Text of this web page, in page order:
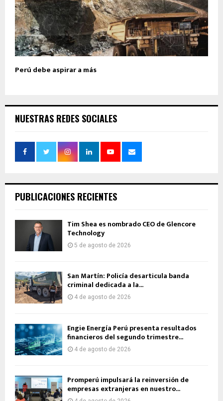
Perú debe aspirar a más
NUESTRAS REDES SOCIALES
PUBLICACIONES RECIENTES
Tim Shea es nombrado CEO de Glencore
Technology
5 de agosto de 2026
San Martín: Policía desarticula banda
criminal dedicada a la...
4 de agosto de 2026
Engie Energía Perú presenta resultados
financieros del segundo trimestre...
4 de agosto de 2026
Promperú impulsará la reinversión de
empresas extranjeras en nuestro...